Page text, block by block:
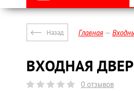
Назад Главная
ВХОДНАЯ
0 отзывов